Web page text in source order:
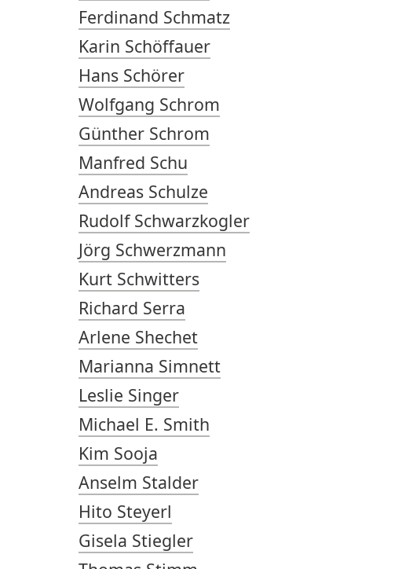
Ferdinand Schmatz
Karin Schöffauer
Hans Schörer
Wolfgang Schrom
Günther Schrom
Manfred Schu
Andreas Schulze
Rudolf Schwarzkogler
Jörg Schwerzmann
Kurt Schwitters
Richard Serra
Arlene Shechet
Marianna Simnett
Leslie Singer
Michael E. Smith
Kim Sooja
Anselm Stalder
Hito Steyerl
Gisela Stiegler